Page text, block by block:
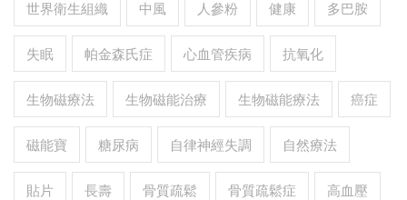
世界衛生組織 中風 人參粉 健康 多巴胺
失眠 帕金森氏症 心血管疾病 抗氧化
生物磁療法 生物磁能治療 生物磁能療法 癌症
磁能寶 糖尿病 自律神經失調 自然療法
貼片 長壽 骨質疏鬆 骨質疏鬆症 高血壓